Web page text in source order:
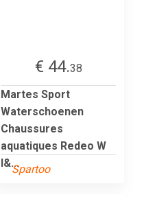
€ 44.38
Martes Sport
Waterschoenen
Chaussures
aquatiques Redeo W
l&...Spartoo